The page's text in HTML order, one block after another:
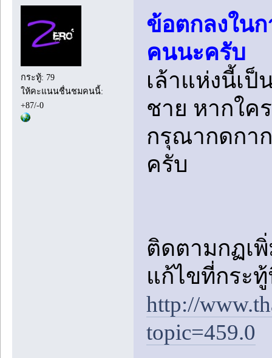
กระทู้: 79
ให้คะแนนชื่นชมคนนี้:
+87/-0
ข้อตกลงใน
คนนะครับ
เล้าแห่งนี้เ
ชาย หากใค
กรุณากดกา
ครับ
ติดตามกฏเ
แก้ไขที่กระ
http://
topic=459.0